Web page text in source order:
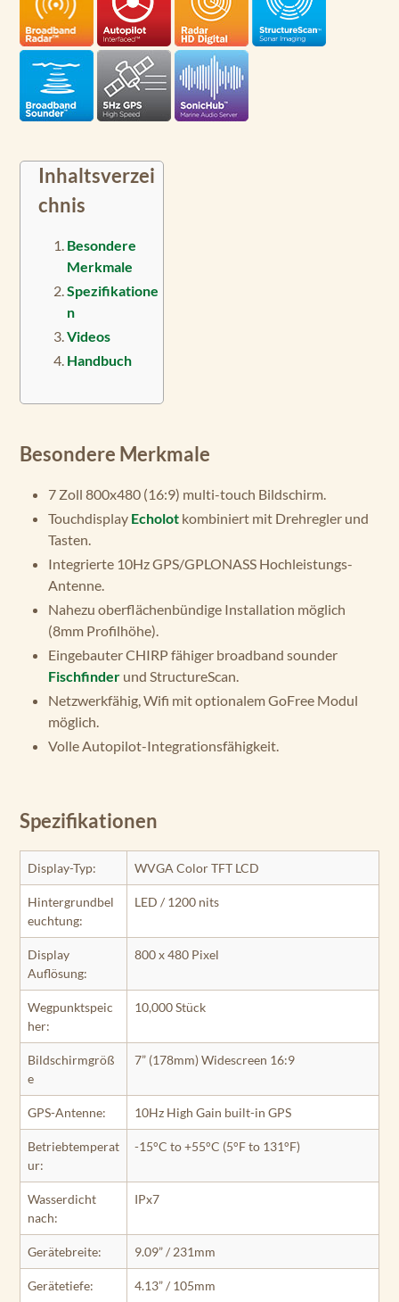
Inhaltsverzei
chnis
Besondere
Merkmale
Spezifikatione
n
Videos
Handbuch
Besondere Merkmale
7 Zoll 800x480 (16:9) multi-touch Bildschirm.
Touchdisplay Echolot kombiniert mit Drehregler und
Tasten.
Integrierte 10Hz GPS/GPLONASS Hochleistungs-
Antenne.
Nahezu oberflächenbündige Installation möglich
(8mm Profilhöhe).
Eingebauter CHIRP fähiger broadband sounder
Fischfinder und StructureScan.
Netzwerkfähig, Wifi mit optionalem GoFree Modul
möglich.
Volle Autopilot-Integrationsfähigkeit.
Spezifikationen
Display-Typ: WVGA Color TFT LCD
Hintergrundbel
euchtung:
LED / 1200 nits
Display
Auflösung:
800 x 480 Pixel
Wegpunktspeic
her:
10,000 Stück
Bildschirmgröß
e
7” (178mm) Widescreen 16:9
GPS-Antenne: 10Hz High Gain built-in GPS
Betriebtemperat
ur:
-15°C to +55°C (5°F to 131°F)
Wasserdicht
nach:
IPx7
Gerätebreite: 9.09” / 231mm
Gerätetiefe: 4.13” / 105mm